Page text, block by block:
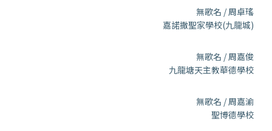
無歌名 / 周卓瑤
嘉諾撒聖家學校(九龍城)
無歌名 / 周嘉俊
九龍塘天主教華德學校
無歌名 / 周嘉渝
聖博德學校